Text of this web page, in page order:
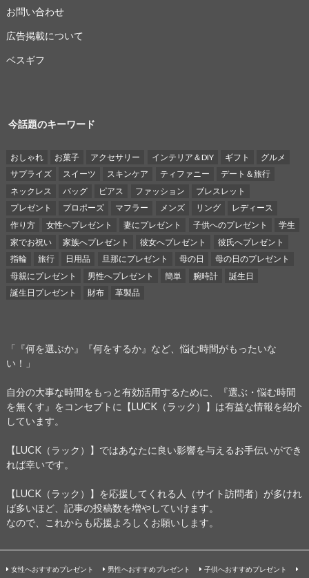
お問い合わせ
広告掲載について
ベスギフ
今話題のキーワード
おしゃれ お菓子 アクセサリー インテリア＆DIY ギフト
グルメ
サプライズ
スイーツ スキンケア ティファニー
デート＆旅行
ネックレス
バッグ ピアス ファッション
ブレスレット
プレゼント
プロポーズ マフラー メンズ リング
レディース
作り方
女性へプレゼント 妻にプレゼント 子供へのプレゼント
学生
家でお祝い
家族へプレゼント 彼女へプレゼント
彼氏へプレゼント
指輪
旅行 日用品 旦那にプレゼント 母の日
母の日のプレゼント
母親にプレゼント
男性へプレゼント 簡単 腕時計
誕生日
誕生日プレゼント
財布 革製品
「『何を選ぶか』『何をするか』など、悩む時間がもったいな
い！」
自分の大事な時間をもっと有効活用するために、『選ぶ・悩む時間
を無くす』をコンセプトに【LUCK（ラック）】は有益な情報を紹介
しています。
【LUCK（ラック）】ではあなたに良い影響を与えるお手伝いができ
れば幸いです。
【LUCK（ラック）】を応援してくれる人（サイト訪問者）が多けれ
ば多いほど、記事の投稿数を増やしていけます。
なので、これからも応援よろしくお願いします。
女性へおすすめプレゼント 男性へおすすめプレゼント 子供へおすすめプレゼント